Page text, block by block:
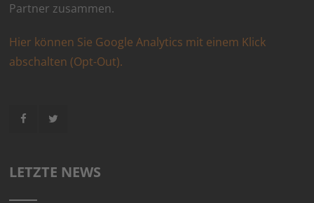
Partner zusammen.
Hier können Sie Google Analytics mit einem Klick
abschalten (Opt-Out).
LETZTE NEWS